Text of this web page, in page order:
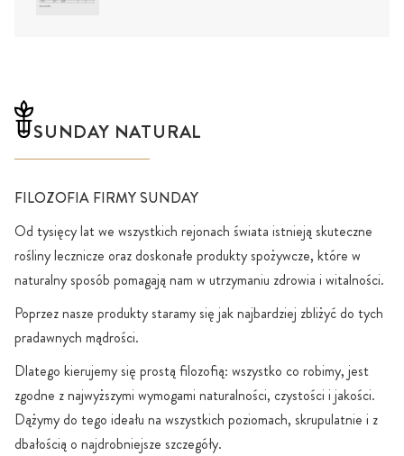
SUNDAY NATURAL
FILOZOFIA FIRMY SUNDAY
Od tysięcy lat we wszystkich rejonach świata istnieją skuteczne
rośliny lecznicze oraz doskonałe produkty spożywcze, które w
naturalny sposób pomagają nam w utrzymaniu zdrowia i witalności.
Poprzez nasze produkty staramy się jak najbardziej zbliżyć do tych
pradawnych mądrości.
Dlatego kierujemy się prostą filozofią: wszystko co robimy, jest
zgodne z najwyższymi wymogami naturalności, czystości i jakości.
Dążymy do tego ideału na wszystkich poziomach, skrupulatnie i z
dbałością o najdrobniejsze szczegóły.